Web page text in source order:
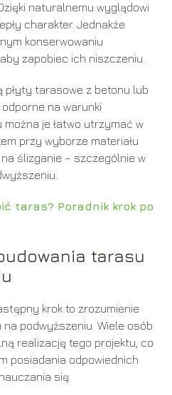
naturalnemu wyglądowi
charakter. Jednakże
konserwowaniu
zapobiec ich niszczeniu.
tarasowe z betonu lub
na warunki
je łatwo utrzymać w
przy wyborze materiału
ślizganie – szczególnie w
taras? Poradnik krok po
tarasu
krok to zrozumienie
podwyższeniu. Wiele osób
realizację tego projektu, co
posiadania odpowiednich
się.